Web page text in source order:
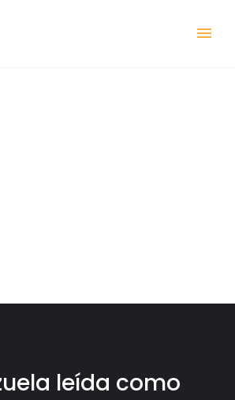
leída como